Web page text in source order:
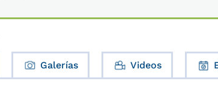
Galerías Videos